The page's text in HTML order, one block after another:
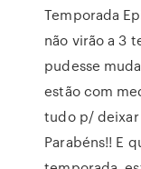
Temporada
não virão a 3
pudesse
estão com
tudo p/ deixar
Parabéns!! E